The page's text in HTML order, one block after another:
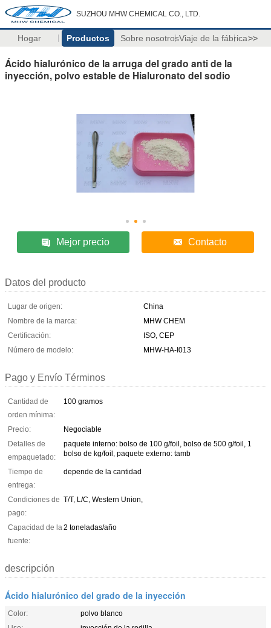
SUZHOU MHW CHEMICAL CO., LTD.
Hogar Productos Sobre nosotrosViaje de la fábrica>>
Ácido hialurónico de la arruga del grado anti de la
inyección, polvo estable de Hialuronato del sodio
Mejor precio Contacto
Datos del producto
Lugar de origen:
China
Nombre de la marca:
MHW CHEM
Certificación:
ISO, CEP
Número de modelo:
MHW-HA-I013
Pago y Envío Términos
Cantidad de
orden mínima:
100 gramos
Precio:
Negociable
Detalles de
empaquetado:
paquete interno: bolso de 100 g/foil, bolso de 500 g/foil, 1
bolso de kg/foil, paquete externo: tamb
Tiempo de
entrega:
depende de la cantidad
Condiciones de
pago:
T/T, L/C, Western Union,
Capacidad de la
fuente:
2 toneladas/año
descripción
Ácido hialurónico del grado de la inyección
Color:
polvo blanco